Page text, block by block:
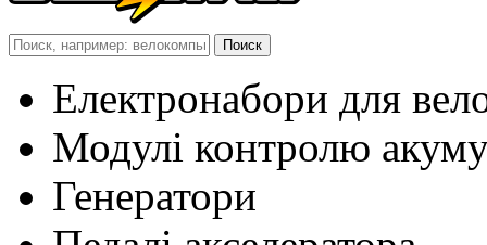
Електронабори для
Модулі контролю
Генератори